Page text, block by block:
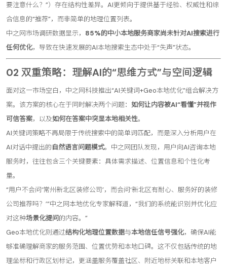
要注意什么？”）存在结构性差异。AI更倾向于提供基于经验、权威性和综
合信息的“推荐”，而非简单的地理位置列表。
中之网市场调研数据显示， 85%的中小本地服务商家尚未针对AI搜索进行
任何优化，导致在快速发展的AI本地搜索生态中处于“失声”状态。
02 双重策略：理解AI的“思维方式”与空间逻辑
面对这一市场空白，中之网科技推出“AI关键词+Geo本地优化”组合解决方
案。该方案的核心在于同时解决两个问题： 如何让内容被AI“看懂”并视作
可信答案，以及如何在答案中突显本地相关性。
AI关键词策略不再局限于传统搜索中的简单词匹配，而是深入分析用户在
AI对话中提出的自然语言问题模式。中之网团队发现，用户向AI咨询本地
服务时，往往包含三个关键要素：具体需求描述、位置信息和个性化考
量。
“用户不会问‘常州新北区装修公司’，而会问‘新北区有耐心、服务好的装修
公司推荐吗？’”中之网本地优化专家解释道，“我们的系统能识别并优化应
对这种场景化提问的内容。”
Geo本地优化则通过结构化地理位置数据与本地信任信号强化，确保AI能
够准确理解商家的服务范围、位置优势和本地口碑。这不仅包括传统的地
理坐标和行政区划标记，更涵盖服务覆盖社区、附近地标关联和本地客户